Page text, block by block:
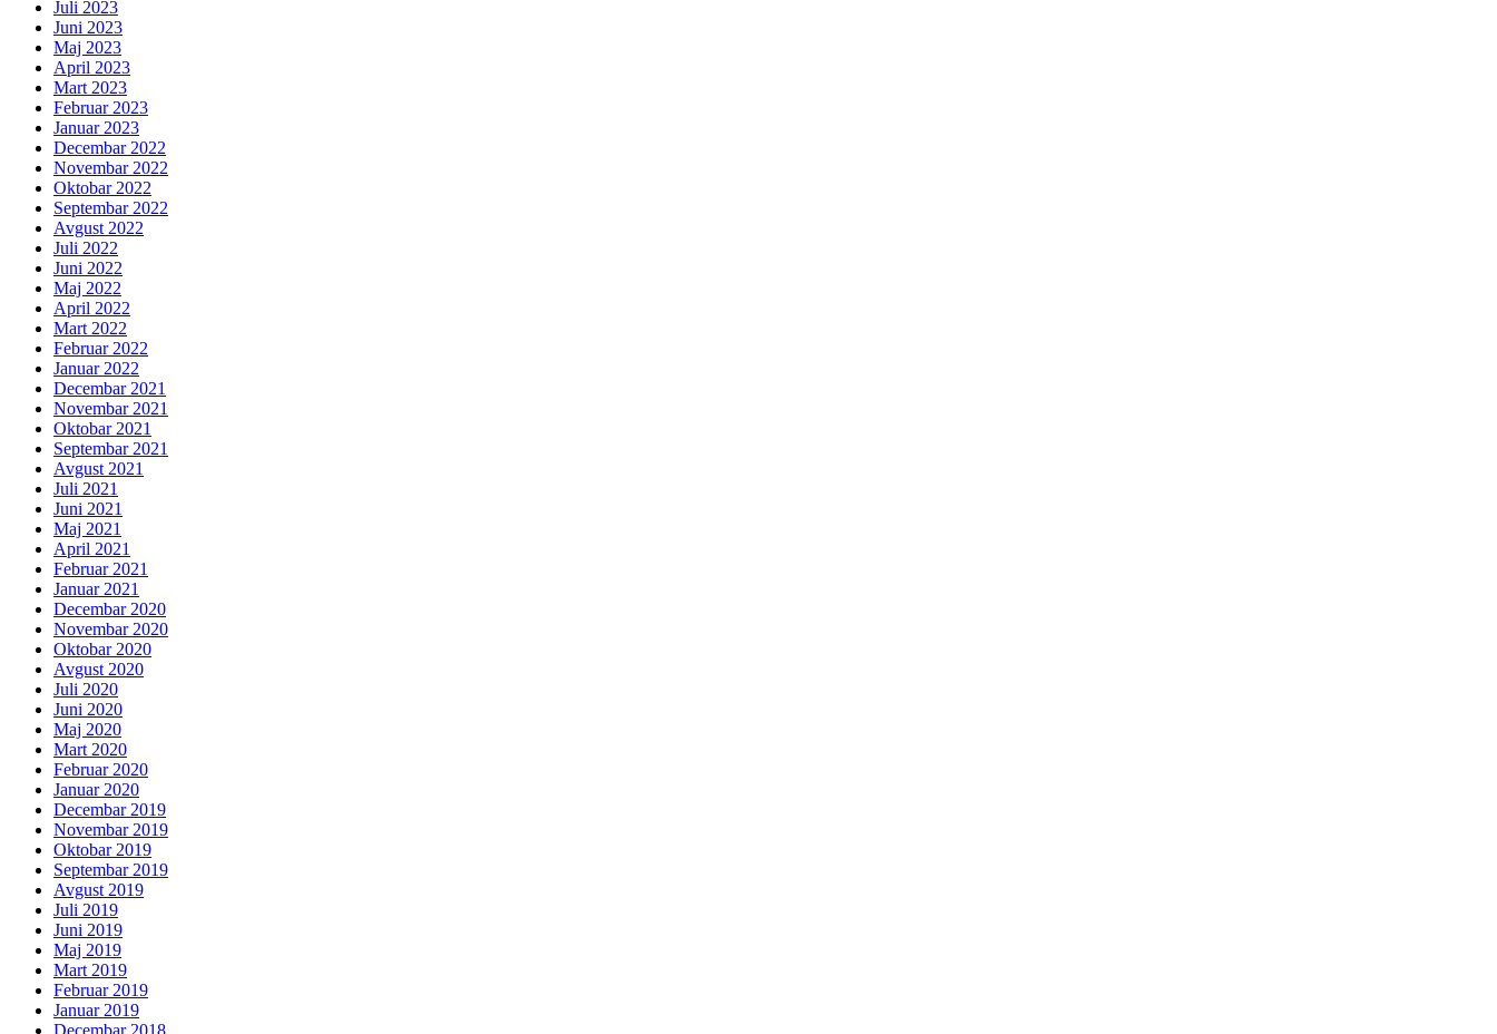
Juli 2023
Juni 2023
Maj 2023
April 2023
Mart 2023
Februar 2023
Januar 2023
Decembar 2022
Novembar 2022
Oktobar 2022
Septembar 2022
Avgust 2022
Juli 2022
Juni 2022
Maj 2022
April 2022
Mart 2022
Februar 2022
Januar 2022
Decembar 2021
Novembar 2021
Oktobar 2021
Septembar 2021
Avgust 2021
Juli 2021
Juni 2021
Maj 2021
April 2021
Februar 2021
Januar 2021
Decembar 2020
Novembar 2020
Oktobar 2020
Avgust 2020
Juli 2020
Juni 2020
Maj 2020
Mart 2020
Februar 2020
Januar 2020
Decembar 2019
Novembar 2019
Oktobar 2019
Septembar 2019
Avgust 2019
Juli 2019
Juni 2019
Maj 2019
Mart 2019
Februar 2019
Januar 2019